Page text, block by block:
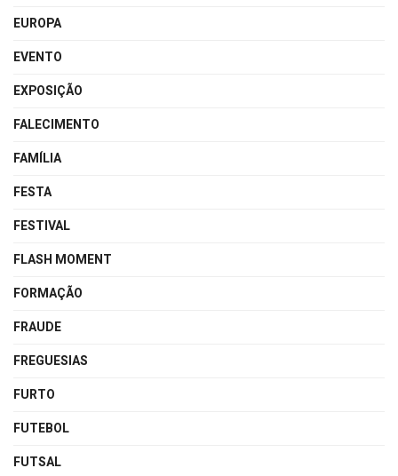
EUROPA
EVENTO
EXPOSIÇÃO
FALECIMENTO
FAMÍLIA
FESTA
FESTIVAL
FLASH MOMENT
FORMAÇÃO
FRAUDE
FREGUESIAS
FURTO
FUTEBOL
FUTSAL